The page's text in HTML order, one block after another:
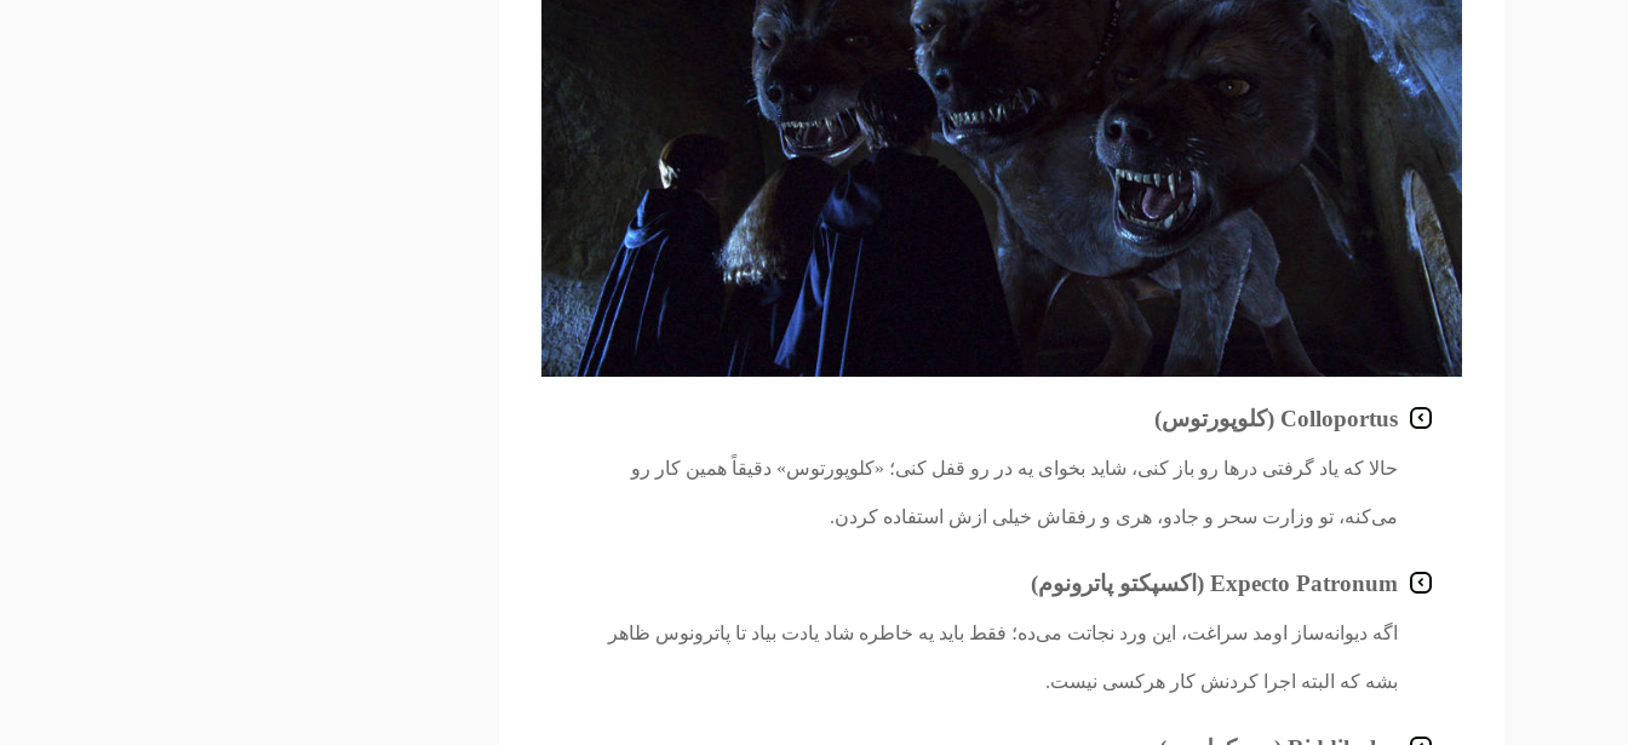
Colloportus (کلوپورتوس)
حالا که یاد گرفتی درها رو باز کنی، شاید بخوای یه در رو قفل کنی؛ «کلوپورتوس» دقیقاً همین کار رو
می‌کنه، تو وزارت سحر و جادو، هری و رفقاش خیلی ازش استفاده کردن.
Expecto Patronum (اکسپکتو پاترونوم)
اگه دیوانه‌ساز اومد سراغت، این ورد نجاتت می‌ده؛ فقط باید یه خاطره شاد یادت بیاد تا پاترونوس ظاهر
بشه که البته اجرا کردنش کار هرکسی نیست.